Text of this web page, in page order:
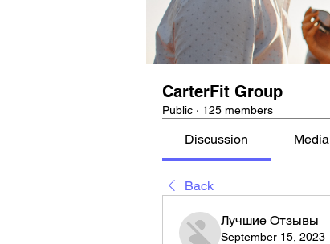
CarterFit Group
Public · 125 members
Discussion Media
Back
Лучшие Отзывы
September 15, 2023